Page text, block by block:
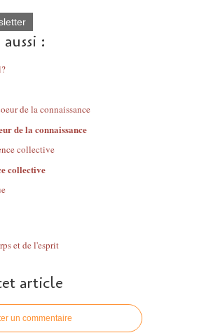
:
de la connaissance
collective
et de l'esprit
article
un commentaire